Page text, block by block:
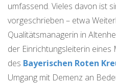
umfassend. Vieles davon ist
vorgeschrieben – etwa
Qualitätsmanagerin in
der Einrichtungsleiterin
des Bayerischen Roten
Umgang mit Demenz an